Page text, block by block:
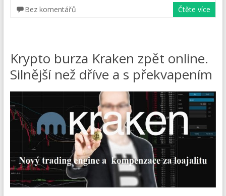
Bez komentářů
Čtěte více
Krypto burza Kraken zpět online.
Silnější než dříve a s překvapením